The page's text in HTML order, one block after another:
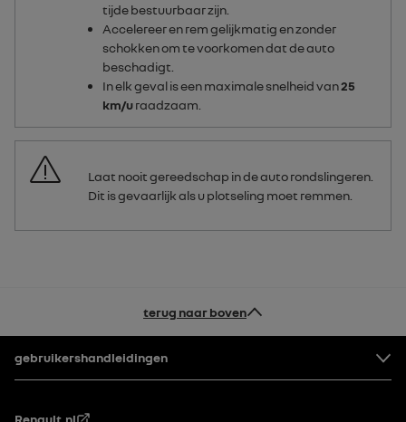
tijde bestuurbaar zijn.
Accelereer en rem gelijkmatig en zonder
schokken om te voorkomen dat de auto
beschadigt.
In elk geval is een maximale snelheid van25
km/uraadzaam.
Laat nooit gereedschap in de auto rondslingeren.
Dit is gevaarlijk als u plotseling moet remmen.
terug naar boven
Voettekst
gebruikershandleidingen